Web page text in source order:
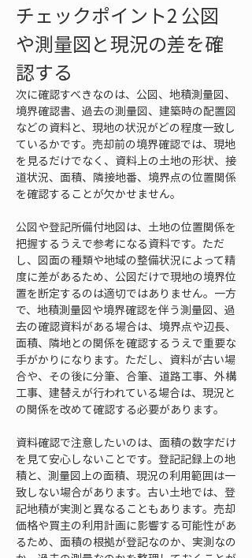
チェックポイント2 公図
や測量図と現況の差を確
認する
次に確認すべきなのは、公図、地積測量図、
境界確認書、過去の測量図、建築時の配置図
などの資料と、現地の状況がどの程度一致し
ているかです。売却前の境界確認では、現地
を見るだけでなく、資料上の土地の形状、接
道状況、面積、隣接地番、境界点の位置関係
を確認することが欠かせません。
公図や登記所備付地図は、土地の位置関係を
把握するうえで参考になる資料です。ただ
し、図面の種類や地域の整備状況によって精
度に差があるため、公図だけで現地の境界位
置を断定するのは適切ではありません。一方
で、地積測量図や境界確認を伴う測量図、過
去の確認資料がある場合は、境界点や辺長、
面積、隣地との関係を確認するうえで重要な
手がかりになります。ただし、資料が古い場
合や、その後に分筆、合筆、道路工事、外構
工事、建替えが行われている場合は、現況と
の関係を改めて確認する必要があります。
資料確認で注意したいのは、面積の数字だけ
を見て安心しないことです。登記記録上の地
積と、測量図上の面積、現況の利用範囲は一
致しない場合があります。古い土地では、登
記地積が実測と異なることもあります。売却
価格や買主の利用計画に影響する可能性があ
るため、面積の根拠が登記なのか、実測なの